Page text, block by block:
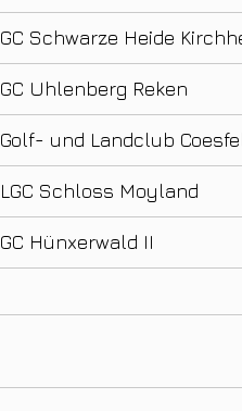
GC Schwarze Heide
GC Uhlenberg Reken
Golf- und Landclub
LGC Schloss Moyland
GC Hünxerwald II